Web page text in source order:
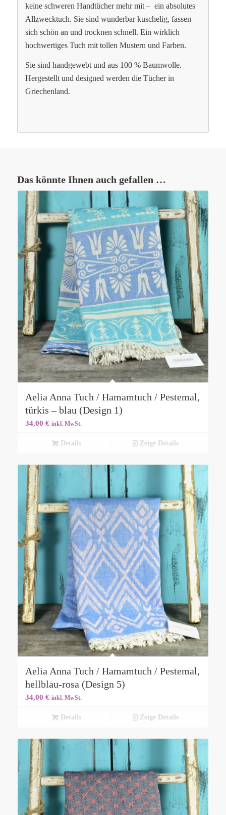
keine schweren Handtücher mehr mit – ein absolutes
Allzwecktuch. Sie sind wunderbar kuschelig, fassen
sich schön an und trocknen schnell. Ein wirklich
hochwertiges Tuch mit tollen Mustern und Farben.
Sie sind handgewebt und aus 100 % Baumwolle.
Hergestellt und designed werden die Tücher in
Griechenland.
Das könnte Ihnen auch gefallen …
Aelia Anna Tuch / Hamamtuch / Pestemal,
türkis – blau (Design 1)
34,00 € inkl. MwSt.
Details Zeige Details
Aelia Anna Tuch / Hamamtuch / Pestemal,
hellblau-rosa (Design 5)
34,00 € inkl. MwSt.
Details Zeige Details